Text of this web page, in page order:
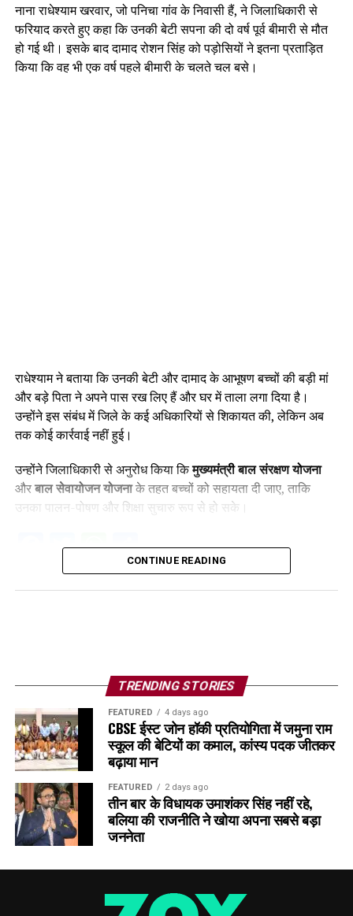
नाना राधेश्याम खरवार, जो पनिचा गांव के निवासी हैं, ने जिलाधिकारी से
फरियाद करते हुए कहा कि उनकी बेटी सपना की दो वर्ष पूर्व बीमारी से मौत
हो गई थी। इसके बाद दामाद रोशन सिंह को पड़ोसियों ने इतना प्रताड़ित
किया कि वह भी एक वर्ष पहले बीमारी के चलते चल बसे।
राधेश्याम ने बताया कि उनकी बेटी और दामाद के आभूषण बच्चों की बड़ी मां
और बड़े पिता ने अपने पास रख लिए हैं और घर में ताला लगा दिया है।
उन्होंने इस संबंध में जिले के कई अधिकारियों से शिकायत की, लेकिन अब
तक कोई कार्रवाई नहीं हुई।
उन्होंने जिलाधिकारी से अनुरोध किया किमुख्यमंत्री बाल संरक्षण योजना
औरबाल सेवायोजन योजनाके तहत बच्चों को सहायता दी जाए, ताकि
उनका पालन-पोषण और शिक्षा सुचारु रूप से हो सके।
Facebook
Twitter
WhatsApp
Share
CONTINUE READING
TRENDING STORIES
FEATURED 4 days ago
CBSE ईस्ट जोन हॉकी प्रतियोगिता में जमुना राम
स्कूल की बेटियों का कमाल, कांस्य पदक जीतकर
बढ़ाया मान
FEATURED 2 days ago
तीन बार के विधायक उमाशंकर सिंह नहीं रहे,
बलिया की राजनीति ने खोया अपना सबसे बड़ा
जननेता